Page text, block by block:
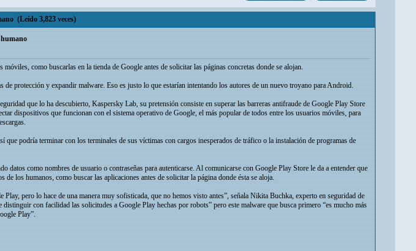
(Leído 3,823 veces)
como buscarlas en la tienda de Google antes de solicitar las páginas concretas donde se alojan.
protección y expandir malware. Eso es justo lo que estarían intentando los autores de un nuevo troyano para Android.
que lo ha descubierto, Kaspersky Lab, su pretensión consiste en superar las barreras antifraude de Google Play Store
dispositivos que funcionan con el sistema operativo de Google, el más popular de todos entre los usuarios móviles, para
podría terminar con los terminales de sus víctimas con cargos inesperados de tráfico o la instalación de programas de
datos como nombres de usuario o contraseñas para autenticarse. Al comunicarse con Google Play Store le da a entender que
los humanos, como buscar las aplicaciones antes de solicitar la página donde ésta se aloja.
pero lo hace de una manera muy sofisticada, que no hemos visto antes”, señala Nikita Buchka, experto en seguridad de
con facilidad las solicitudes a Google Play hechas por robots” pero este malware que busca primero “es mucho más
Play”.